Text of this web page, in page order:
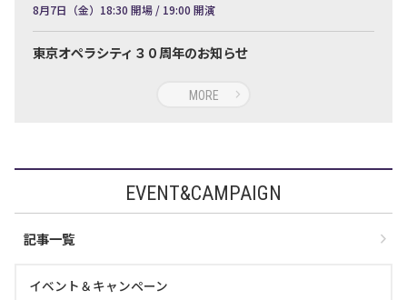
MORE
8月7日（金）18:30 開場 / 19:00 開演
東京オペラシティ３０周年のお知らせ
EVENT&CAMPAIGN
記事一覧
イベント＆キャンペーン